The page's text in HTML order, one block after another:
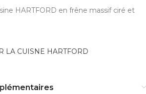
HARTFORD en frêne massif ciré et
LA CUISNE HARTFORD